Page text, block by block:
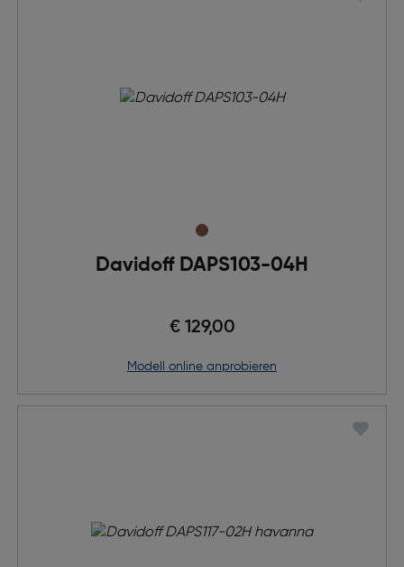
Davidoff DAPS103-04H
€ 129,00
Modell online anprobieren